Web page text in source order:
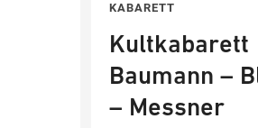
KABARETT
Kultkabarett
Baumann –
– Messner